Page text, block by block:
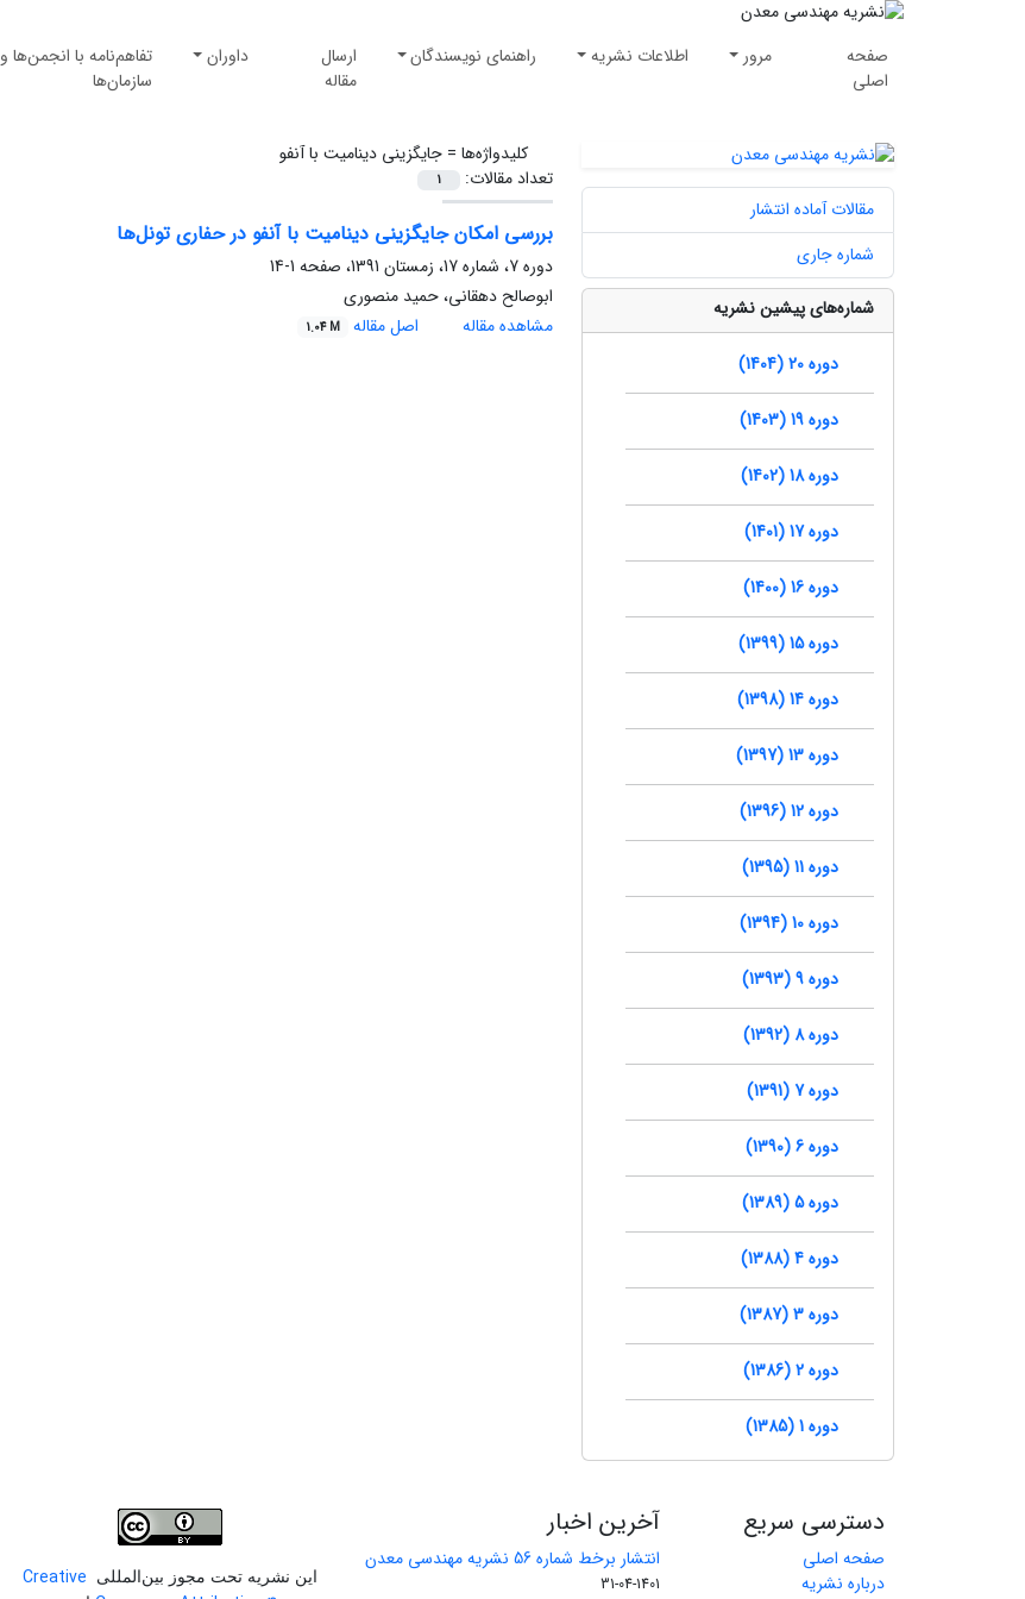
صفحه
اصلی
مرور اطلاعات نشریه راهنمای نویسندگان
ارسال
مقاله
داوران
تفاهم‌نامه با انجمن‌ها و
سازمان‌ها
کلیدواژه‌ها =جایگزینی دینامیت با آنفو
تعداد مقالات:
1
بررسی امکان جایگزینی دینامیت با آنفو در حفاری تونل‌ها
دوره 7، شماره 17، زمستان 1391، صفحه
1-14
ابوصالح دهقانی، حمید منصوری
مشاهده مقاله
اصل مقاله 1.04 M
مقالات آماده انتشار
شماره جاری
شماره‌های پیشین نشریه
دوره 20 (1404)
دوره 19 (1403)
دوره 18 (1402)
دوره 17 (1401)
دوره 16 (1400)
دوره 15 (1399)
دوره 14 (1398)
دوره 13 (1397)
دوره 12 (1396)
دوره 11 (1395)
دوره 10 (1394)
دوره 9 (1393)
دوره 8 (1392)
دوره 7 (1391)
دوره 6 (1390)
دوره 5 (1389)
دوره 4 (1388)
دوره 3 (1387)
دوره 2 (1386)
دوره 1 (1385)
دسترسی سریع
صفحه اصلی
درباره نشریه
آخرین اخبار
انتشار برخط شماره 56 نشریه مهندسی معدن
1401-04-31 این نشریه تحت مجوز بین‌المللی
Creative